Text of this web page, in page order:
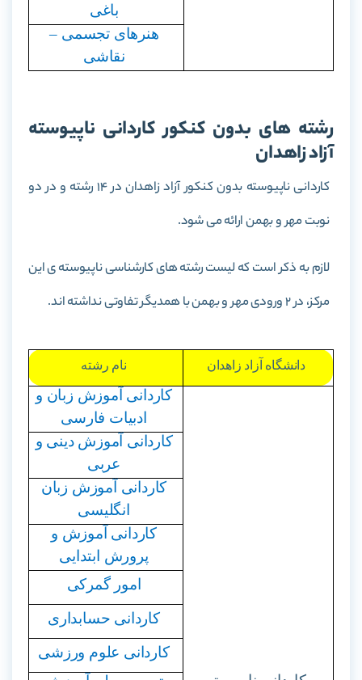
باغی
هنرهای تجسمی –
نقاشی
رشته های بدون کنکور کاردانی ناپیوسته
آزاد زاهدان
کاردانی ناپیوسته بدون کنکور آزاد زاهدان در 14 رشته و در دو
نوبت مهر و بهمن ارائه می شود.
لازم به ذکر است که لیست رشته های کارشناسی ناپیوسته ی این
مرکز، در 2 ورودی مهر و بهمن با همدیگر تفاوتی نداشته اند.
دانشگاه آزاد زاهدان نام رشته
کاردانی آموزش زبان و
ادبیات فارسی
کاردانی آموزش دینی و
عربی
کاردانی آموزش زبان
انگلیسی
کاردانی آموزش و
پرورش ابتدایی
امور گمرکی
کاردانی حسابداری
کاردانی علوم ورزشی